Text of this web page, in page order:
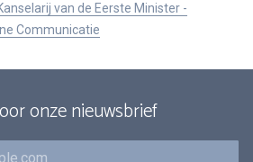
van de Eerste Minister -
Communicatie
onze nieuwsbrief